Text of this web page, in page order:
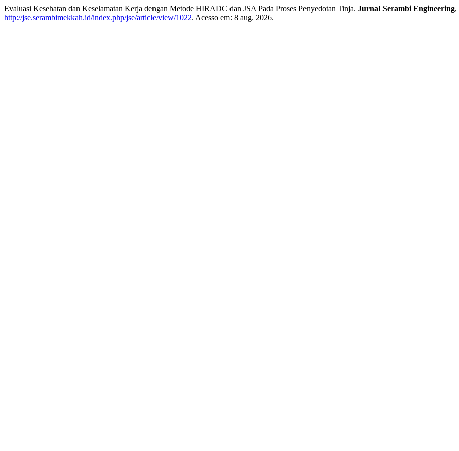
Evaluasi Kesehatan dan Keselamatan Kerja dengan Metode HIRADC dan JSA Pada Proses Penyedotan Tinja. Jurnal Serambi Engineering,
http://jse.serambimekkah.id/index.php/jse/article/view/1022. Acesso em: 8 aug. 2026.